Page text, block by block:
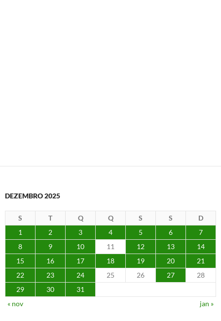
DEZEMBRO 2025
S T Q Q S S
D
1
2 3 4 5 6
7
8
9 10 11 12 13
14
15
16 17 18 19 20
21
22
23 24 25 26 27
28
29
30
31
« nov
jan »